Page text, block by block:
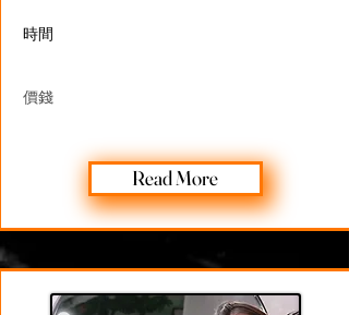
​時間
價錢
Read More